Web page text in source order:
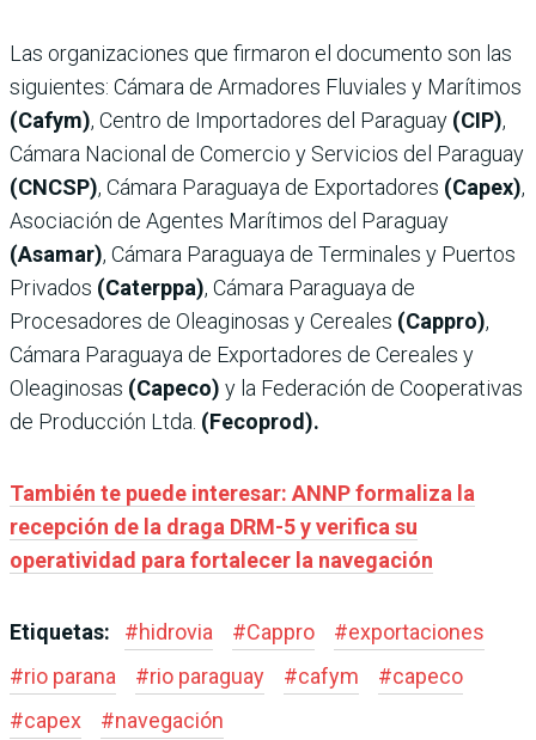
Las organizaciones que firmaron el documento son las
siguientes: Cámara de Armadores Fluviales y Marítimos
(Cafym), Centro de Importadores del Paraguay (CIP),
Cámara Nacional de Comercio y Servicios del Paraguay
(CNCSP), Cámara Paraguaya de Exportadores (Capex),
Asociación de Agentes Marítimos del Paraguay
(Asamar), Cámara Paraguaya de Terminales y Puertos
Privados (Caterppa), Cámara Paraguaya de
Procesadores de Oleaginosas y Cereales (Cappro),
Cámara Paraguaya de Exportadores de Cereales y
Oleaginosas (Capeco) y la Federación de Cooperativas
de Producción Ltda. (Fecoprod).
También te puede interesar: ANNP formaliza la
recepción de la draga DRM-5 y verifica su
operatividad para fortalecer la navegación
Etiquetas: #hidrovia #Cappro #exportaciones
#rio parana #rio paraguay #cafym #capeco
#capex #navegación